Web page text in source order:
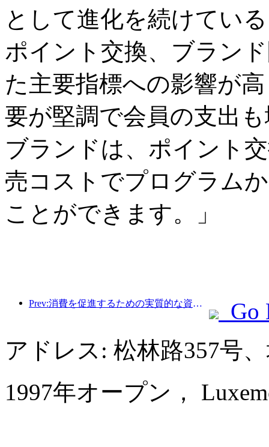
として進化を続けてい
ポイント交換、ブラン
た主要指標への影響が
要が堅調で会員の支出
ブランドは、ポイント
売コストでプログラム
ことができます。」
Prev:消費を促進するための実質的な資金、多くの場所で5月1日の文化観光消費クーポンが発行されました
Go
アドレス: 松林路357号
1997年オープン，